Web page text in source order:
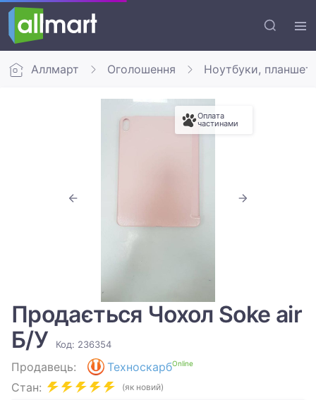
Аллмарт Оголошення Ноутбуки,
Оплата
частинами
Продається Чохол Soke air
Б/У
Код: 236354
Продавець: ТехноскарбOnline
Стан: (як новий)